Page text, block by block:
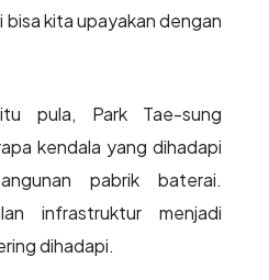
bisa kita upayakan dengan
pula, Park Tae-sung
kendala yang dihadapi
pabrik baterai.
infrastruktur menjadi
dihadapi.